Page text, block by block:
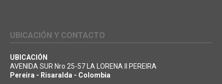
UBICACIÓN Y CONTACTO
UBICACIÓN
AVENIDA SUR Nro 25-57 LA LORENA II PEREIRA
Pereira - Risaralda - Colombia